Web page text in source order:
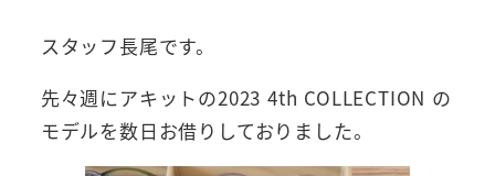
スタッフ長尾です。
先々週にアキットの2023 4th COLLECTION の
モデルを数日お借りしておりました。